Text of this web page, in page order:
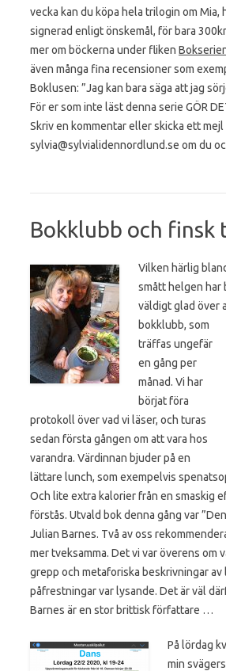
vecka kan du köpa hela trilogin om Mia,
signerad enligt önskemål, för bara
mer om böckerna under fliken
även många fina recensioner som
Boklusen: ”Jag kan bara säga att jag
För er som inte läst denna serie GÖR
Skriv en kommentar eller skicka ett
sylvia@sylvialidennordlund.se om du
Bokklubb och finsk
Vilken härlig
smått helgen har
väldigt glad över
bokklubb, som
träffas ungefär
en gång per
månad. Vi har
börjat föra
protokoll över vad vi läser, och turas
sedan första gången om att vara hos
varandra. Värdinnan bjuder på en
lättare lunch, som exempelvis
Och lite extra kalorier från en smaskig
förstås. Utvald bok denna gång var
Julian Barnes. Två av oss
mer tveksamma. Det vi var överens om
grepp och metaforiska beskrivningar av
påfrestningar var lysande. Det är väl
Barnes är en stor brittisk författare …
På lördag
min